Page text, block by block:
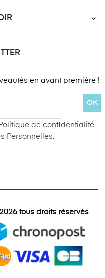

en avant première !
OK
de confidentialité
Personnelles.
tous droits réservés